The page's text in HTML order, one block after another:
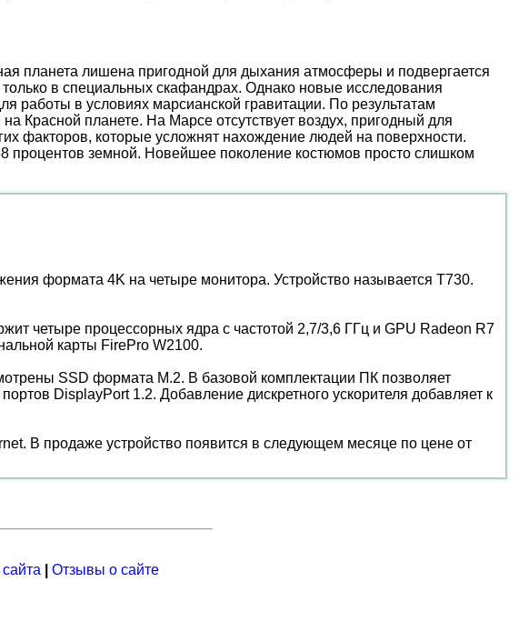
планета лишена пригодной для дыхания атмосферы и подвергается
в специальных скафандрах. Однако новые исследования
работы в условиях марсианской гравитации. По результатам
Красной планете. На Марсе отсутствует воздух, пригодный для
факторов, которые усложнят нахождение людей на поверхности.
земной. Новейшее поколение костюмов просто слишком
формата 4K на четыре монитора. Устройство называется T730.
четыре процессорных ядра с частотой 2,7/3,6 ГГц и GPU Radeon R7
карты FirePro W2100.
SSD формата M.2. В базовой комплектации ПК позволяет
DisplayPort 1.2. Добавление дискретного ускорителя добавляет к
В продаже устройство появится в следующем месяце по цене от
Отзывы о сайте